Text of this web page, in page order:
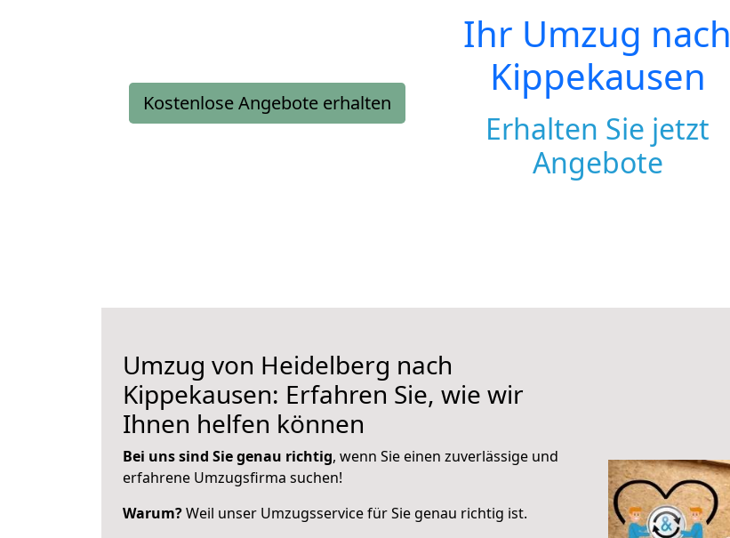
Kostenlose Angebote erhalten
Ihr Umzug nach
Kippekausen
Erhalten Sie jetzt
Angebote
Umzug von Heidelberg nach
Kippekausen: Erfahren Sie, wie wir
Ihnen helfen können
Bei uns sind Sie genau richtig, wenn Sie einen zuverlässige und
erfahrene Umzugsfirma suchen!
Warum?Weil unser Umzugsservice für Sie genau richtig ist.